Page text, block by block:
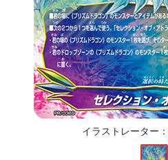
イラストレーター